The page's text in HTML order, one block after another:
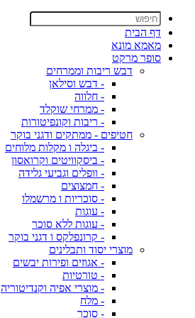
דף הבית
מאמא מונא
סופר מרקט
דבש ריבות וממרחים
- דבש וסילאן
- חלווה
- ממרחי שוקלד
- ריבות וקונפיטורות
חטיפים - ממתקים ודגני בוקר
- ביגלה ו מקלות מלוחים
- ביסקוויטים וקרואסון
- וופלים וגביעי גלידה
- חמצוצים
- סוכריות ו מרשמלו
- עוגות
- עוגות ללא סוכר
- קרונפלקס ו דגני בוקר
מוצרי יסוד ותבלינים
- אגוזים ופירות יבשים
- טורטיות
- מוצרי אפיה וקנדיטוריה
- מלח
- סוכר